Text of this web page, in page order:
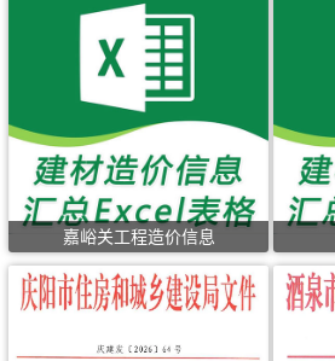
嘉峪关工程造价信息